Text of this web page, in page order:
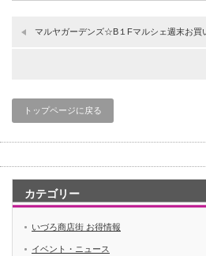
マルヤガーデンズ☆B１Fマルシェ週末お買
トップページに戻る
カテゴリー
いづろ商店街 お得情報
イベント・ニュース